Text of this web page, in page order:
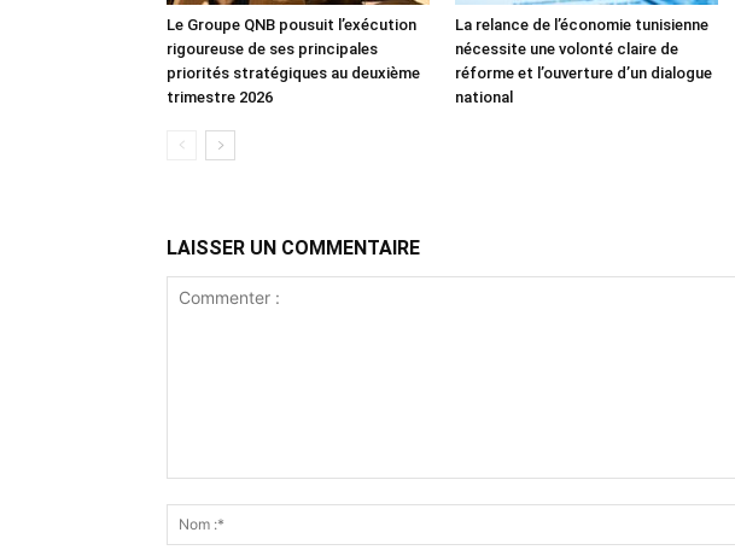
Le Groupe QNB pousuit l’exécution
rigoureuse de ses principales
priorités stratégiques au deuxième
trimestre 2026
La relance de l’économie tunisienne
nécessite une volonté claire de
réforme et l’ouverture d’un dialogue
national
LAISSER UN COMMENTAIRE